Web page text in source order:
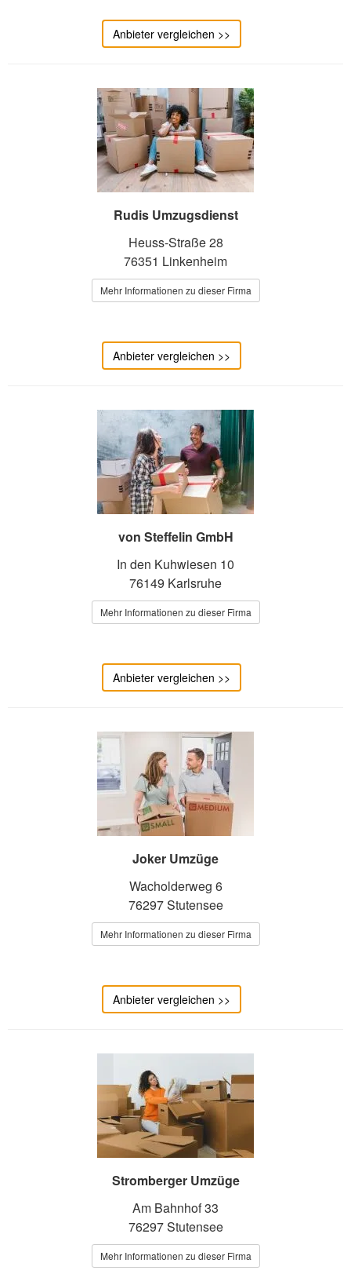
Anbieter vergleichen >>
Rudis Umzugsdienst
Heuss-Straße 28
76351 Linkenheim
Mehr Informationen zu dieser Firma
Anbieter vergleichen >>
von Steffelin GmbH
In den Kuhwiesen 10
76149 Karlsruhe
Mehr Informationen zu dieser Firma
Anbieter vergleichen >>
Joker Umzüge
Wacholderweg 6
76297 Stutensee
Mehr Informationen zu dieser Firma
Anbieter vergleichen >>
Stromberger Umzüge
Am Bahnhof 33
76297 Stutensee
Mehr Informationen zu dieser Firma